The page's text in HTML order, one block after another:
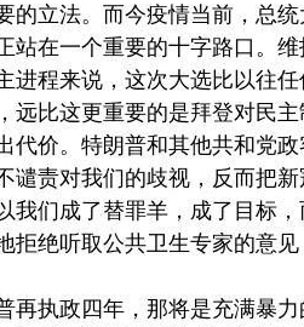
的立法。而今疫情当前，总
站在一个重要的十字路口。
进程来说，这次大选比以往
远比这更重要的是拜登对民
代价。特朗普和其他共和党
谴责对我们的歧视，反而把
我们成了替罪羊，成了目标
拒绝听取公共卫生专家的意
再执政四年，那将是充满暴